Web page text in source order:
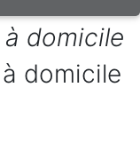
domicile
domicile